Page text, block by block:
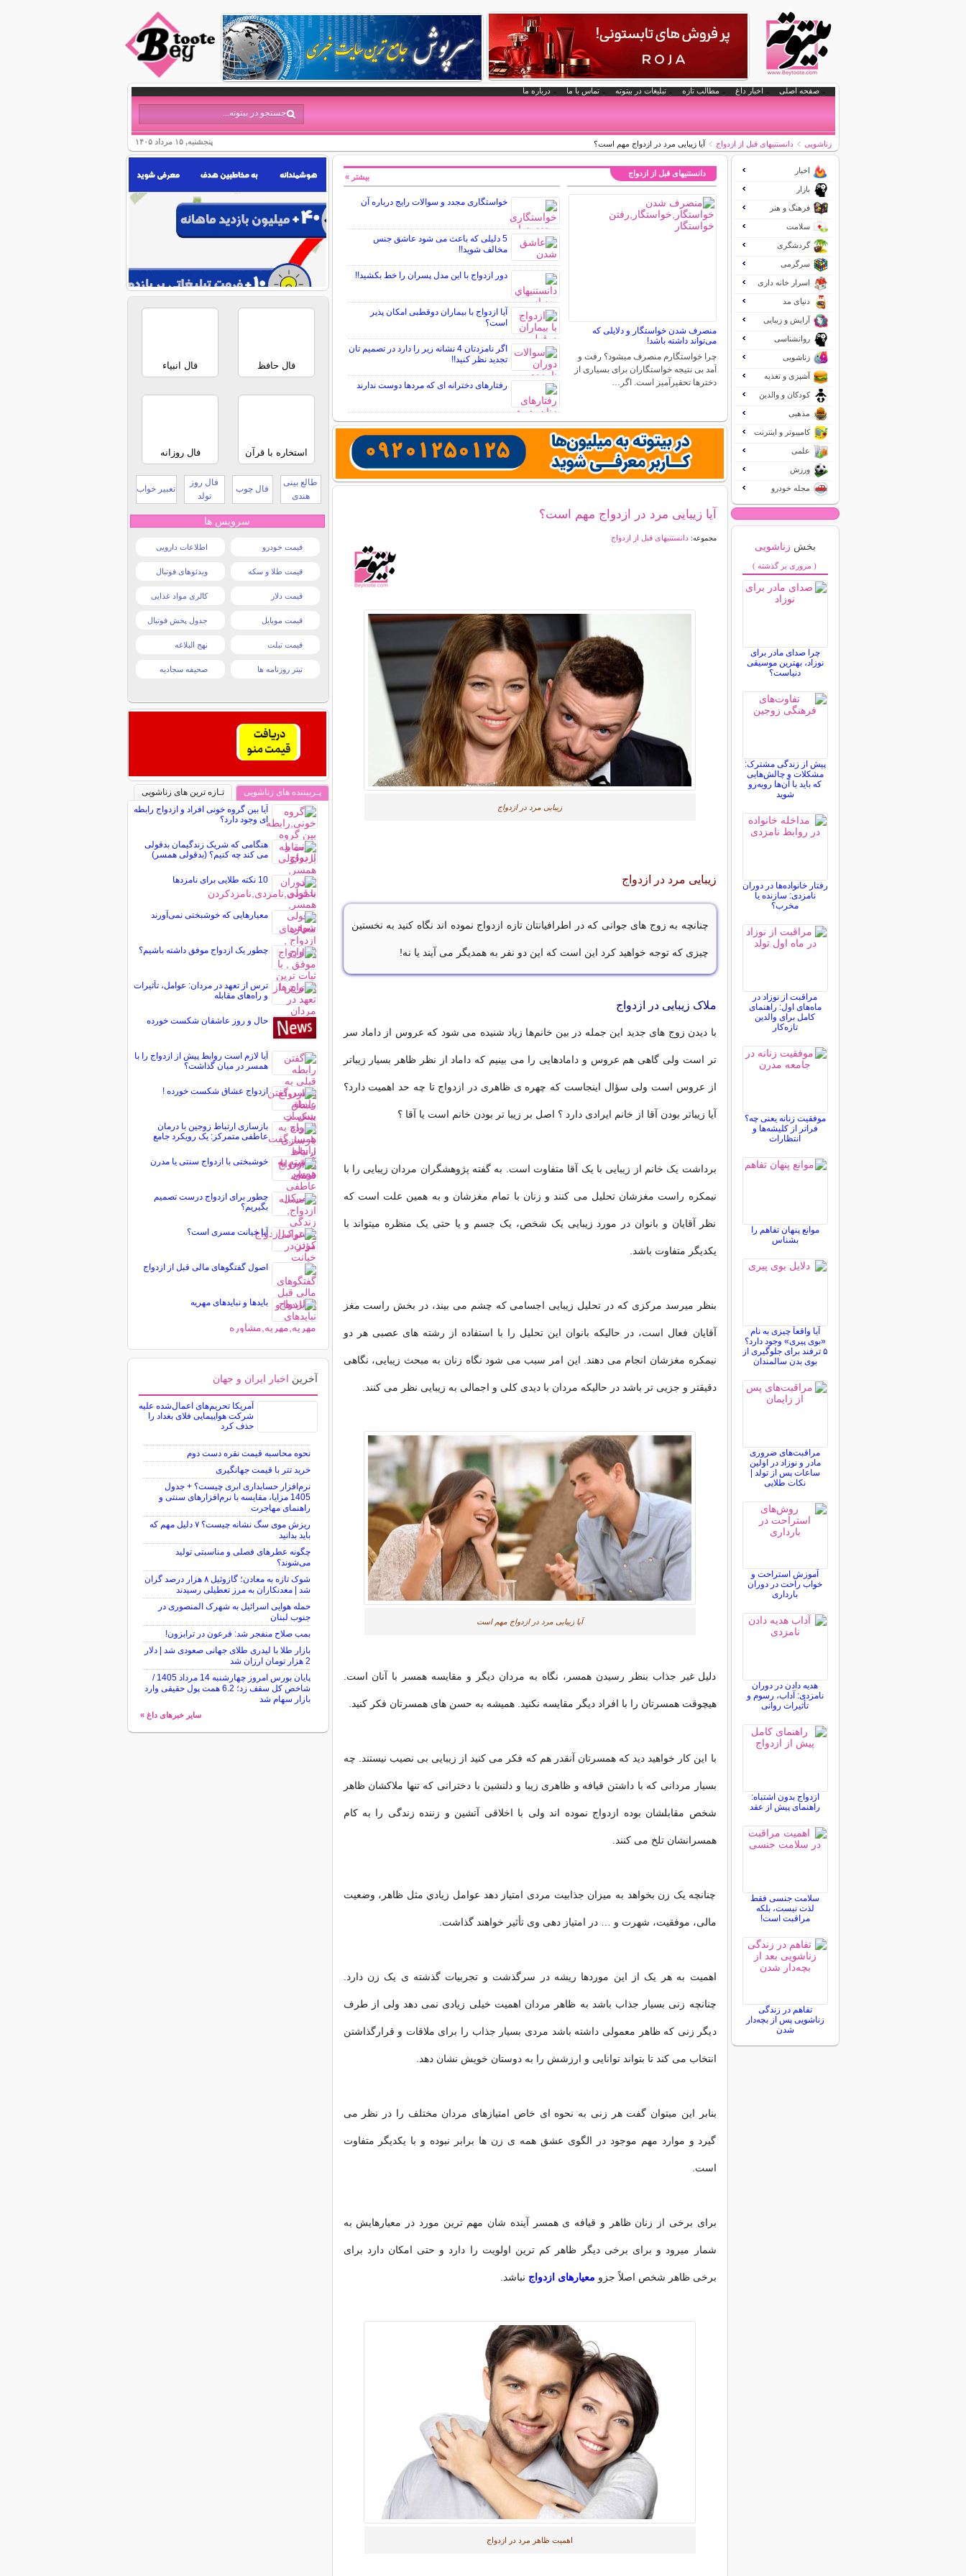
صفحه اصلی اخبار داغ مطالب تازه تبلیغات در بیتوته تماس با ما درباره ما
پنجشنبه, ۱۵ مرداد ۱۴۰۵ زناشویی دانستنیهای قبل از ازدواج آیا زیبایی مرد در ازدواج مهم است؟
دانستنیهای قبل از ازدواج
منصرف شدن خواستگار و دلایلی که
می‌تواند داشته باشد!
چرا خواستگارم منصرف میشود؟ رفت و
آمد بی نتیجه خواستگاران برای بسیاری از
دخترها تحقیرآمیز است. اگر…
خواستگاری مجدد و سوالات رایج درباره آن
5 دلیلی که باعث می شود عاشق جنس
مخالف شوید!!
دور ازدواج با این مدل پسران را خط بکشید!!
آیا ازدواج با بیماران دوقطبی امکان پذیر
است؟
اگر نامزدتان 4 نشانه زیر را دارد در تصمیم تان
تجدید نظر کنید!!
رفتارهای دخترانه ای که مردها دوست ندارند
بیشتر »
آیا زیبایی مرد در ازدواج مهم است؟
مجموعه:دانستنیهای قبل از ازدواج
زیبایی مرد در ازدواج
زیبایی مرد در ازدواج
چنانچه به زوج های جوانی که در اطرافیانتان تازه ازدواج نموده اند نگاه کنید به نخستین
چیزی که توجه خواهید کرد این است که این دو نفر به همدیگر می آیند یا نه!
ملاک زیبایی در ازدواج
با دیدن زوج های جدید این جمله در بین خانم‌ها زیاد شنیده می شود که عروس از داماد سر
تر است ولی گاهی هم عروس و دامادهایی را می بینیم که داماد از نظر ظاهر بسیار زیباتر
از عروس است ولی سؤال اینجاست که چهره ی ظاهری در ازدواج تا چه حد اهمیت دارد؟
آیا زیباتر بودن آقا از خانم ایرادی دارد ؟ اصل بر زیبا تر بودن خانم است یا آقا ؟
برداشت یک خانم از زیبایی با یک آقا متفاوت است. به گفته پژوهشگران مردان زیبایی را با
نیمکره راست مغزشان تحلیل می کنند و زنان با تمام مغزشان و به همین علت است که
نظر آقایان و بانوان در مورد زیبایی یک شخص، یک جسم و یا حتی یک منظره میتواند با
یکدیگر متفاوت باشد.
بنظر میرسد مرکزی که در تحلیل زیبایی اجسامی که چشم می بیند، در بخش راست مغز
آقایان فعال است، در حالیکه بانوان این تحلیل را با استفاده از رشته های عصبی هر دو
نیمکره مغزشان انجام می دهند. این امر سبب می شود نگاه زنان به مبحث زیبایی، نگاهی
دقیقتر و جزیی تر باشد در حالیکه مردان با دیدی کلی و اجمالی به زیبایی نظر می کنند.
آیا زیبایی مرد در ازدواج مهم است
دلیل غیر جذاب بنظر رسیدن همسر، نگاه به مردان ديگر و مقایسه همسر با آنان است.
هیچوقت همسرتان را با افراد دیگر مقایسه نکنید. همیشه به حسن های همسرتان فکر کنید.
با این کار خواهید دید که همسرتان آنقدر هم که فکر می کنید از زیبایی بی نصیب نیستند. چه
بسیار مردانی که با داشتن قیافه و ظاهری زیبا و دلنشین با دخترانی که تنها ملاکشان ظاهر
شخص مقابلشان بوده ازدواج نموده اند ولی با اخلاقی آتشین و زننده زندگی را به کام
همسرانشان تلخ می کنند.
چنانچه یک زن بخواهد به ميزان جذابیت مردی امتیاز دهد عوامل زيادي مثل ظاهر، وضعیت
مالی، موفقیت، شهرت و … در امتیاز دهی وی تأثير خواهند گذاشت.
اهمیت به هر یک از این موردها ریشه در سرگذشت و تجربیات گذشته ی یک زن دارد.
چنانچه زنی بسیار جذاب باشد به ظاهر مردان اهمیت خیلی زيادی نمی دهد ولی از طرف
ديگر زنی که ظاهر معمولی داشته باشد مردی بسیار جذاب را برای ملاقات و قرارگذاشتن
انتخاب می کند تا بتواند توانایی و ارزشش را به دوستان خویش نشان دهد.
بنابر این میتوان گفت هر زنی به نحوه ای خاص امتیازهای مردان مختلف را در نظر می
گیرد و موارد مهم موجود در الگوی عشق همه ی زن ها برابر نبوده و با یکدیگر متفاوت
است.
برای برخی از زنان ظاهر و قیافه ی همسر آينده شان مهم ترین مورد در معیارهایش به
شمار میرود و برای برخی ديگر ظاهر کم ترین اولویت را دارد و حتی امکان دارد برای
برخی ظاهر شخص اصلاً جزو معیارهای ازدواج نباشد.
اهمیت ظاهر مرد در ازدواج
اخبار
بازار
فرهنگ و هنر
سلامت
گردشگری
سرگرمی
اسرار خانه داری
دنیای مد
آرایش و زیبایی
روانشناسی
زناشویی
آشپزی و تغذیه
کودکان و والدین
مذهبی
کامپیوتر و اینترنت
علمی
ورزش
مجله خودرو
بخش زناشویی
( مروری بر گذشته )
چرا صدای مادر برای
نوزاد، بهترین موسیقی
دنیاست؟
پیش از زندگی مشترک:
مشکلات و چالش‌هایی
که باید با آن‌ها روبه‌رو
شوید
رفتار خانواده‌ها در دوران
نامزدی: سازنده یا
مخرب؟
مراقبت از نوزاد در
ماه‌های اول: راهنمای
کامل برای والدین
تازه‌کار
موفقیت زنانه یعنی چه؟
فراتر از کلیشه‌ها و
انتظارات
موانع پنهان تفاهم را
بشناس
آیا واقعاً چیزی به نام
«بوی پیری» وجود دارد؟
۵ ترفند برای جلوگیری از
بوی بدن سالمندان
مراقبت‌های ضروری
مادر و نوزاد در اولین
ساعات پس از تولد |
نکات طلایی
آموزش استراحت و
خواب راحت در دوران
بارداری
هدیه دادن در دوران
نامزدی: آداب، رسوم و
تأثیرات روانی
ازدواج بدون اشتباه:
راهنمای پیش از عقد
سلامت جنسی فقط
لذت نیست، بلکه
مراقبت است!
تفاهم در زندگی
زناشویی پس از بچه‌دار
شدن
فال حافظ فال انبیاء
استخاره با قرآن فال روزانه
طالع بینی
هندی
فال چوب
فال روز
تولد
تعبیر خواب
سرویس ها
قیمت خودرو اطلاعات دارویی
قیمت طلا و سکه ویدئوهای فوتبال
قیمت دلار کالری مواد غذایی
قیمت موبایل جدول پخش فوتبال
قیمت تبلت نهج البلاغه
تیتر روزنامه ها صحیفه سجادیه
پـربیننده های زناشویی
تـازه ترین های زناشویی
آیا بین گروه خونی افراد و ازدواج رابطه
ای وجود دارد؟
هنگامی که شریک زندگیمان بدقولی
می کند چه کنیم؟ (بدقولی همسر)
10 نکته طلایی برای نامزدها
معیارهایی که خوشبختی نمی‌آورند
چطور یک ازدواج موفق داشته باشیم؟
ترس از تعهد در مردان: عوامل، تأثیرات
و راه‌های مقابله
حال و روز عاشقان شکست خورده
آیا لازم است روابط پیش از ازدواج را با
همسر در میان گذاشت؟
ازدواج عشاق شکست خورده !
بازسازی ارتباط زوجین با درمان
عاطفی متمرکز: یک رویکرد جامع
خوشبختی با ازدواج سنتی یا مدرن
چطور برای ازدواج درست تصمیم
بگیریم؟
آیا خیانت مسری است؟
اصول گفتگوهای مالی قبل از ازدواج
بایدها و نبایدهای مهریه
آخرین اخبار ایران و جهان
آمریکا تحریم‌های اعمال‌شده علیه
شرکت هواپیمایی فلای بغداد را
حذف کرد
نحوه محاسبه قیمت نقره دست دوم
خرید تتر با قیمت جهانگیری
نرم‌افزار حسابداری ابری چیست؟ + جدول
1405 مزایا، مقایسه با نرم‌افزارهای سنتی و
راهنمای مهاجرت
ریزش موی سگ نشانه چیست؟ ۷ دلیل مهم که
باید بدانید
چگونه عطرهای فصلی و مناسبتی تولید
می‌شوند؟
شوک تازه به معادن؛ گازوئیل ۸ هزار درصد گران
شد | معدنکاران به مرز تعطیلی رسیدند
حمله هوایی اسرائیل به شهرک المنصوری در
جنوب لبنان
بمب صلاح منفجر شد: فرعون در ترابزون!
بازار طلا با لیدری طلای جهانی صعودی شد | دلار
2 هزار تومان ارزان شد
پایان بورس امروز چهارشنبه 14 مرداد 1405 /
شاخص کل سقف زد؛ 6.2 همت پول حقیقی وارد
بازار سهام شد
سایر خبرهای داغ »